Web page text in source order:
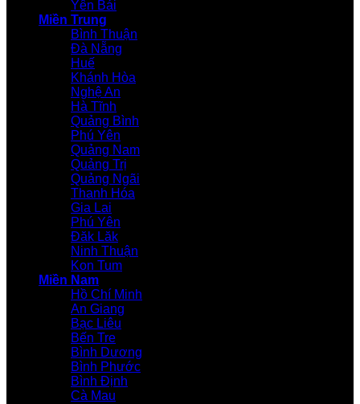
Yên Bái
Miền Trung
Bình Thuận
Đà Nẵng
Huế
Khánh Hòa
Nghệ An
Hà Tĩnh
Quảng Bình
Phú Yên
Quảng Nam
Quảng Trị
Quảng Ngãi
Thanh Hóa
Gia Lai
Phú Yên
Đăk Lăk
Ninh Thuận
Kon Tum
Miền Nam
Hồ Chí Minh
An Giang
Bạc Liêu
Bến Tre
Bình Dương
Bình Phước
Bình Định
Cà Mau